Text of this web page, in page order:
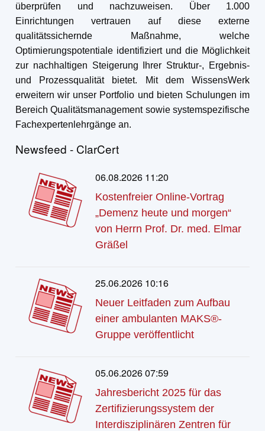
überprüfen und nachzuweisen. Über 1.000
Einrichtungen vertrauen auf diese externe
qualitätssichernde Maßnahme, welche
Optimierungspotentiale identifiziert und die Möglichkeit
zur nachhaltigen Steigerung Ihrer Struktur-, Ergebnis-
und Prozessqualität bietet. Mit dem WissensWerk
erweitern wir unser Portfolio und bieten Schulungen im
Bereich Qualitätsmanagement sowie systemspezifische
Fachexpertenlehrgänge an.
Newsfeed - ClarCert
06.08.2026 11:20
Kostenfreier Online-Vortrag
„Demenz heute und morgen“
von Herrn Prof. Dr. med. Elmar
Gräßel
25.06.2026 10:16
Neuer Leitfaden zum Aufbau
einer ambulanten MAKS®-
Gruppe veröffentlicht
05.06.2026 07:59
Jahresbericht 2025 für das
Zertifizierungssystem der
Interdisziplinären Zentren für